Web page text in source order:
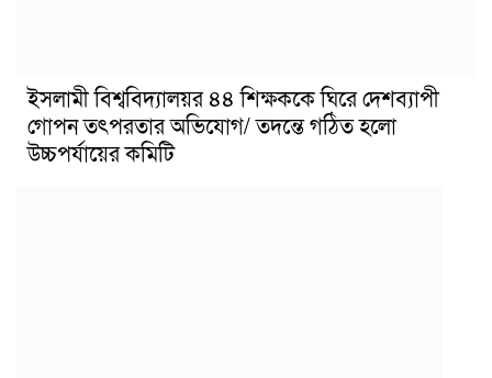
ইসলামী বিশ্ববিদ্যালয়র ৪৪ শিক্ষককে ঘিরে দেশব্যাপী
গোপন তৎপরতার অভিযোগ/ তদন্তে গঠিত হলো
উচ্চপর্যায়ের কমিটি